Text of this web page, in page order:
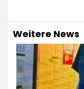
Weitere News